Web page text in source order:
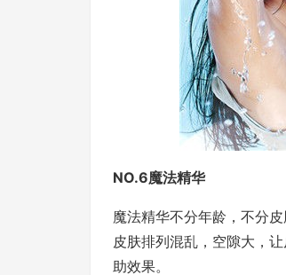
NO.6魔法精华
魔法精华不分年龄，不分
皮肤排列混乱，空隙大，
助效果。